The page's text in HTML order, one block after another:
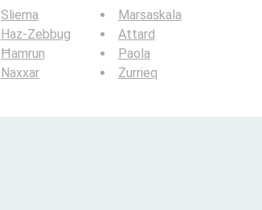
Sliema
Haz-Zebbug
Ħamrun
Naxxar
Marsaskala
Attard
Paola
Żurrieq